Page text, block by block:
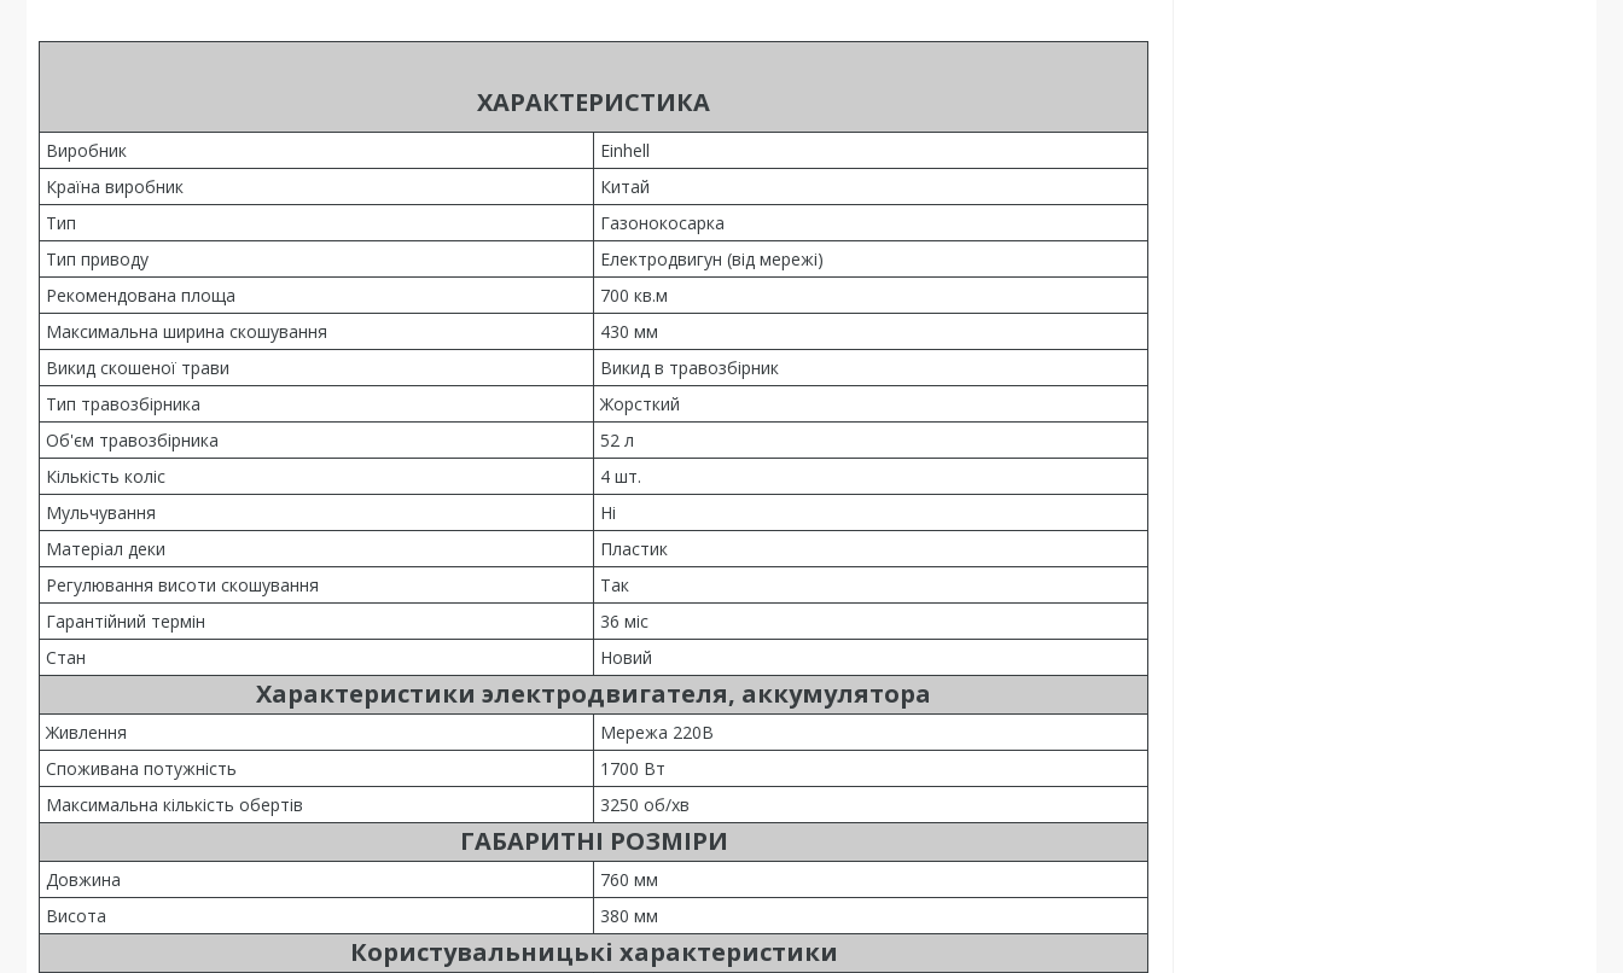
ХАРАКТЕРИСТИКА
Виробник
Einhell
Країна виробник
Китай
Тип
Газонокосарка
Тип приводу
Електродвигун (від мережі)
Рекомендована площа
700 кв.м
Максимальна ширина скошування
430 мм
Викид скошеної трави
Викид в травозбірник
Тип травозбірника
Жорсткий
Об'єм травозбірника
52 л
Кількість коліс
4 шт.
Мульчування
Ні
Матеріал деки
Пластик
Регулювання висоти скошування
Так
Гарантійний термін
36 міс
Стан
Новий
Характеристики электродвигателя, аккумулятора
Живлення
Мережа 220В
Споживана потужність
1700 Вт
Максимальна кількість обертів
3250 об/хв
ГАБАРИТНІ РОЗМІРИ
Довжина
760 мм
Висота
380 мм
Користувальницькі характеристики